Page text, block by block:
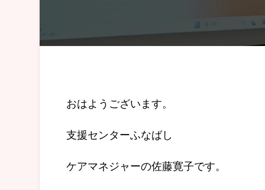
おはようございます。
支援センターふなばし
ケアマネジャーの佐藤寛子です。